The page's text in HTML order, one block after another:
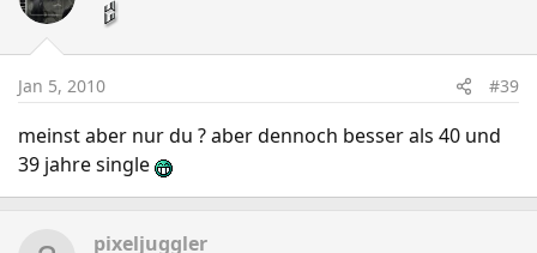
Jan 5, 2010 #39
meinst aber nur du ? aber dennoch besser als 40 und
39 jahre single
pixeljuggler